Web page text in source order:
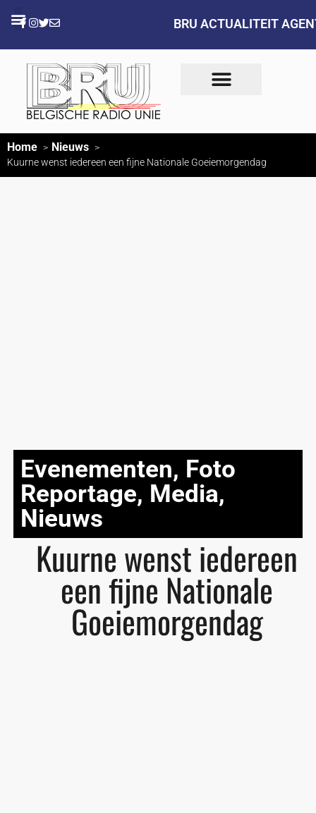
BRU ACTUALITEIT
Home Nieuws
Kuurne wenst iedereen een fijne Nationale Goeiemorgendag
Evenementen, Foto
Reportage, Media,
Nieuws
Kuurne wenst iedereen
een fijne Nationale
Goeiemorgendag